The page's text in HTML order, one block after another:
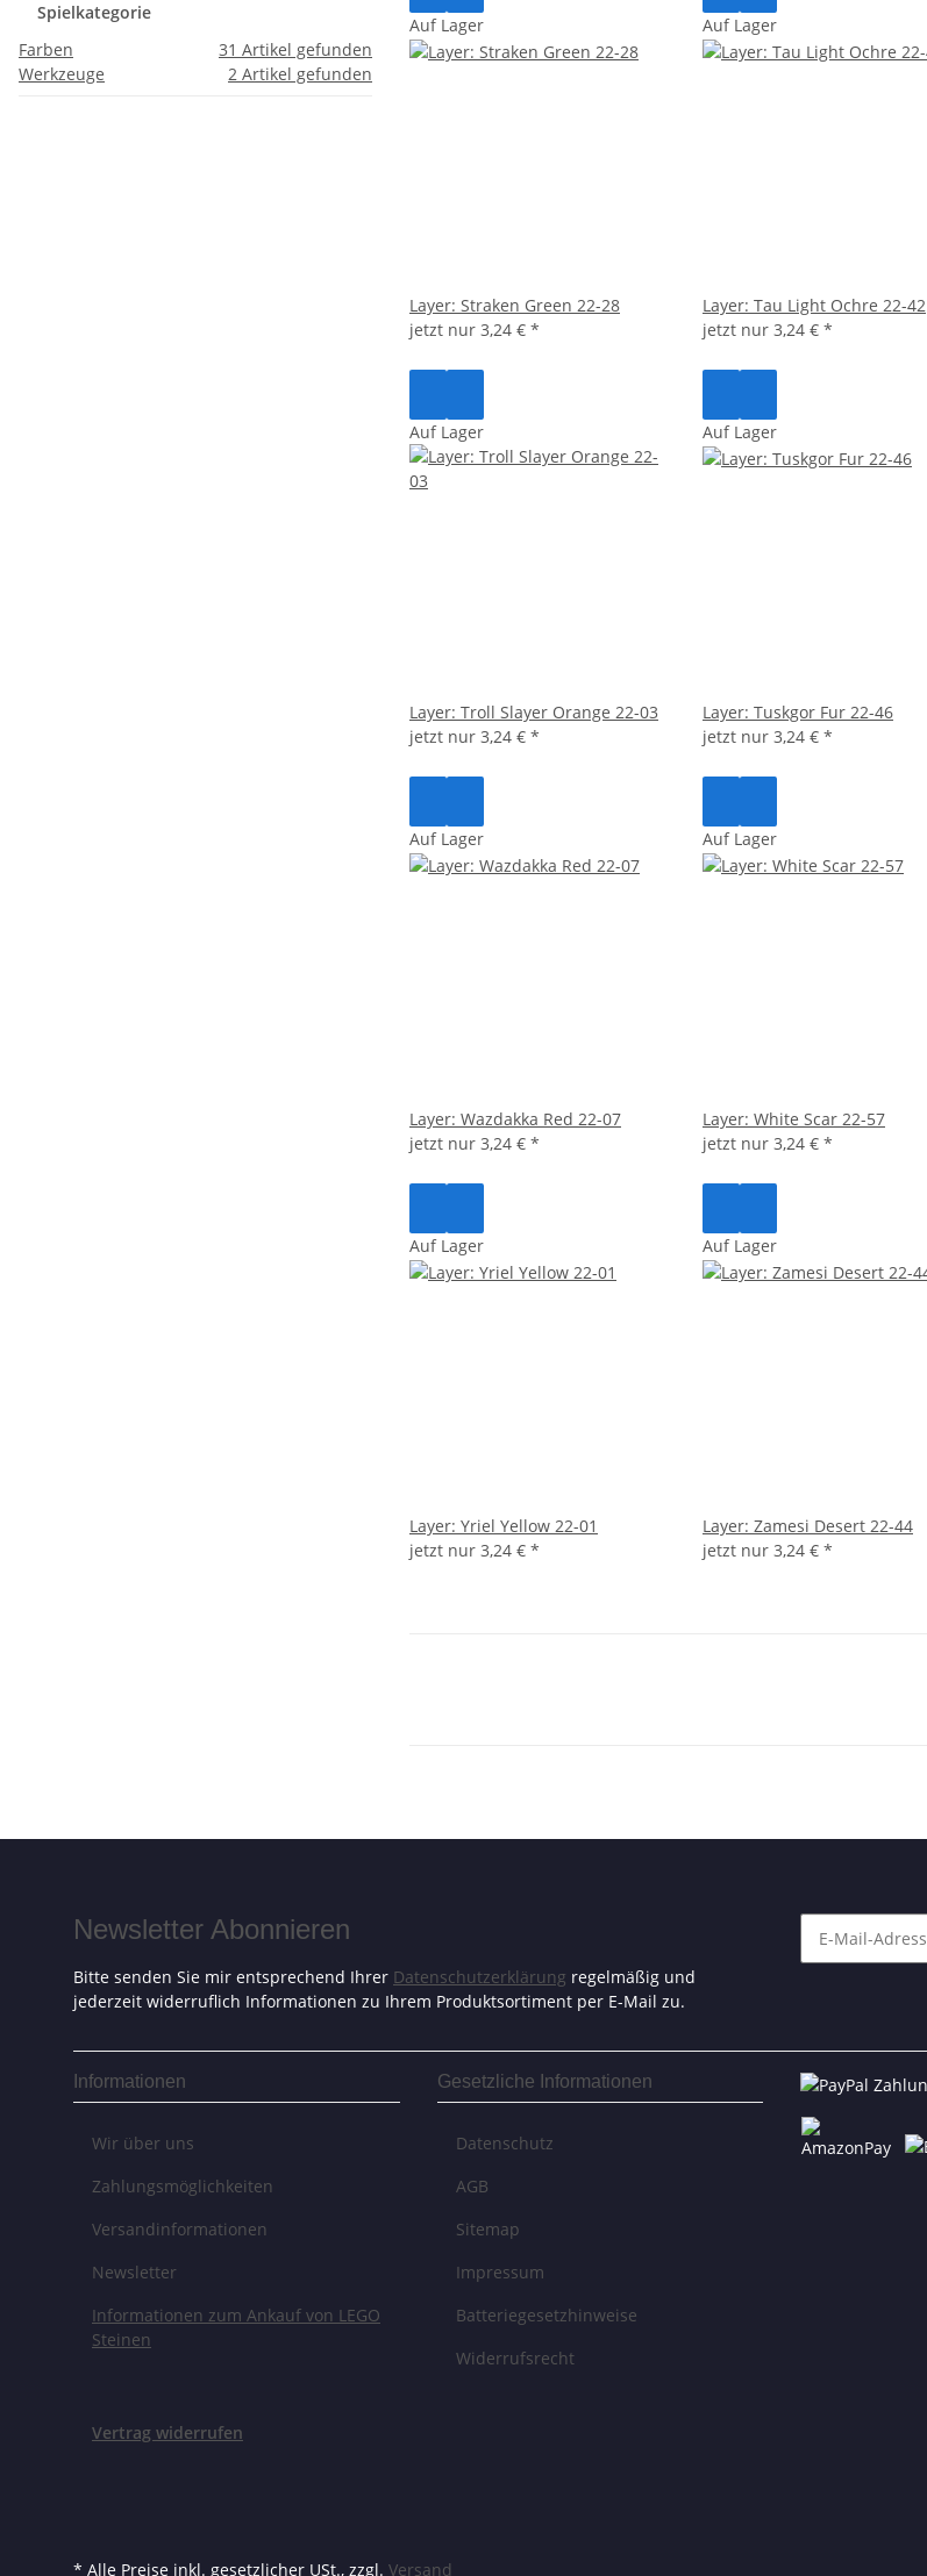
Auf Lager
Layer: Straken Green 22-28
jetzt nur 3,24 € *
Auf Lager
Layer: Tau Light Ochre 22-42
jetzt nur 3,24 € *
Auf Lager
Layer: Troll Slayer Orange 22-03
jetzt nur 3,24 € *
Auf Lager
Layer: Tuskgor Fur 22-46
jetzt nur 3,24 € *
Auf Lager
Layer: Wazdakka Red 22-07
jetzt nur 3,24 € *
Auf Lager
Layer: White Scar 22-57
jetzt nur 3,24 € *
Auf Lager
Layer: Yriel Yellow 22-01
jetzt nur 3,24 € *
Auf Lager
Layer: Zamesi Desert 22-44
jetzt nur 3,24 € *
Spielkategorie
Farben
31 Artikel gefunden
Werkzeuge
2 Artikel gefunden
Newsletter Abonnieren
Bitte senden Sie mir entsprechend Ihrer Datenschutzerklärung regelmäßig und
jederzeit widerruflich Informationen zu Ihrem Produktsortiment per E-Mail zu.
Informationen
Wir über uns
Zahlungsmöglichkeiten
Versandinformationen
Newsletter
Informationen zum Ankauf von LEGO
Steinen
Gesetzliche Informationen
Datenschutz
AGB
Sitemap
Impressum
Batteriegesetzhinweise
Widerrufsrecht
Vertrag widerrufen
* Alle Preise inkl. gesetzlicher USt., zzgl. Versand